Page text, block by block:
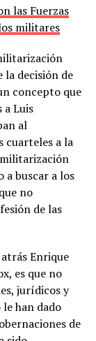
las Fuerzas
militares
la decisión de
concepto que
Luis
al
cuarteles a la
a buscar a los
no
de las
Enrique
es que no
jurídicos y
han dado
de